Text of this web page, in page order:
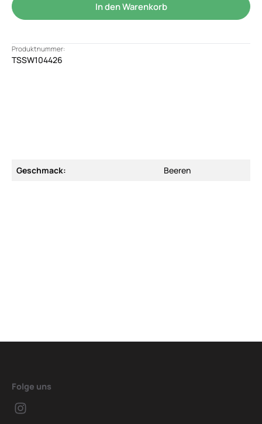
In den Warenkorb
Produktnummer:
TSSW104426
Geschmack: Beeren
Folge uns